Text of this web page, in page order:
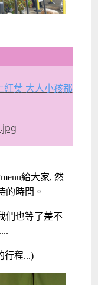
紅葉 大人小孩都
給大家, 然
的時間。
們也等了差不
行程...)